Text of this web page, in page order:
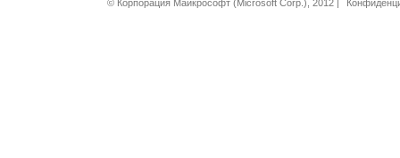
© Корпорация Майкрософт (Microsoft Corp.), 2012 |